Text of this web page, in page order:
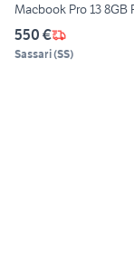
Macbook Pro 13 8GB
550 €
Sassari(SS)